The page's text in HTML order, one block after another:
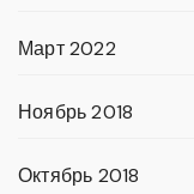
Март 2022
Ноябрь 2018
Октябрь 2018